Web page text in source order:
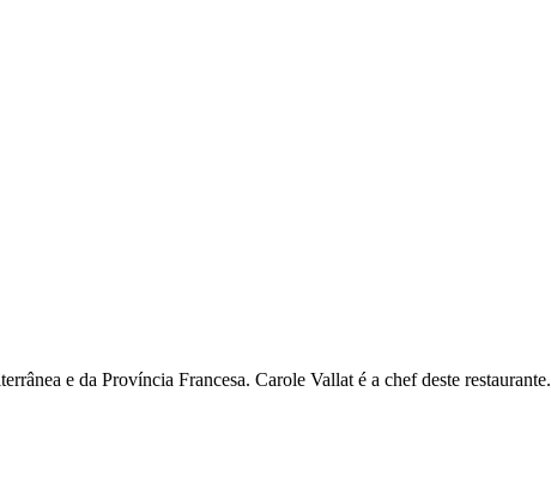
e da Província Francesa. Carole Vallat é a chef deste restaurante.